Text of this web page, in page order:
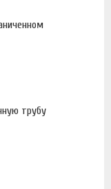
трубу